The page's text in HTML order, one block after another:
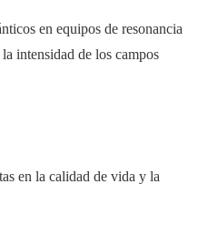
en equipos de resonancia
intensidad de los campos
en la calidad de vida y la